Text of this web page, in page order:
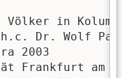
Völker in
Dr. Wolf
2003
Frankfurt am